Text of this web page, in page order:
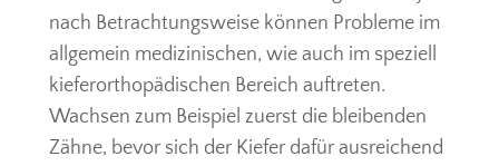
nach Betrachtungsweise können Probleme im
allgemein medizinischen, wie auch im speziell
kieferorthopädischen Bereich auftreten.
Wachsen zum Beispiel zuerst die bleibenden
Zähne, bevor sich der Kiefer dafür ausreichend